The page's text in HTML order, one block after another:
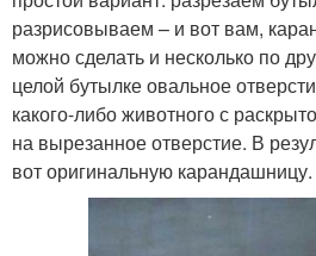
разрисовываем – и вот вам,
можно сделать и несколько по
целой бутылке овальное
какого-либо животного с
на вырезанное отверстие. В
вот оригинальную карандашницу.